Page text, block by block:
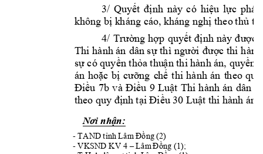
3/ Quyết định này có hiệu lực
không bị kháng cáo, kháng nghị theo thủ
4/ Trường hợp quyết định này được
Thi hành án dân sự thì người được thi
sự có quyền thỏa thuận thi hành án, quyền y
án hoặc bị cưỡng chế thi hành án theo
Điều 7b và Điều 9 Luật Thi hành án dân
theo quy định tại Điều 30 Luật thi hành án
Nơi nhận:
- TAND tỉnh Lâm Đồng (2)
- VKSND KV 4 – Lâm Đồng (1);